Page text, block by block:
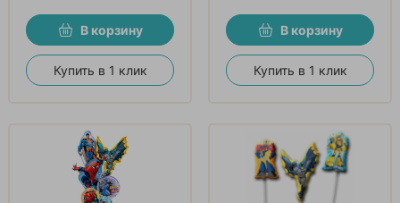
В корзину
Купить в 1 клик
В корзину
Купить в 1 клик